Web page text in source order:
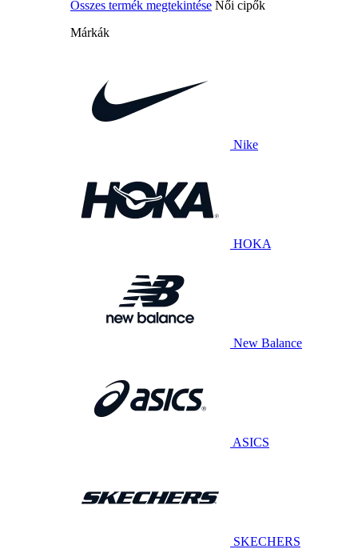
Összes termék megtekintése Női cipők
Márkák
Nike
HOKA
New Balance
ASICS
SKECHERS